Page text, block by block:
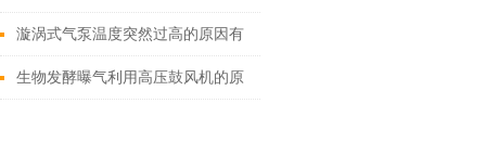
和角落中展现出的多功能优势
漩涡式气泵温度突然过高的原因有
哪些？
生物发酵曝气利用高压鼓风机的原